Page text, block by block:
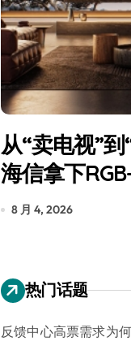
从“卖电视”到
海信拿下
全球话语权
8 月 4, 2026
热门话题
反馈中心高票需求为